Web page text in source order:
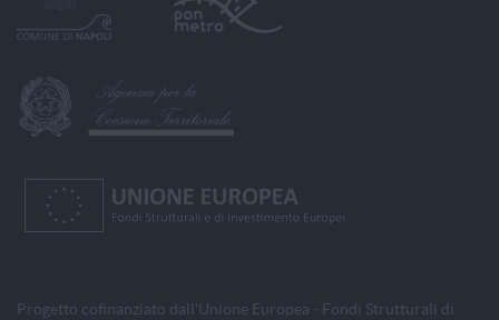
Progetto cofinanziato dall'Unione Europea - Fondi Strutturali di